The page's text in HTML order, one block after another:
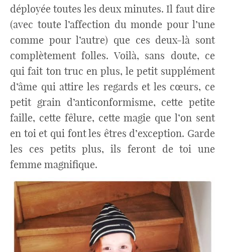
déployée toutes les deux minutes. Il faut dire
(avec toute l’affection du monde pour l’une
comme pour l’autre) que ces deux-là sont
complètement folles. Voilà, sans doute, ce
qui fait ton truc en plus, le petit supplément
d’âme qui attire les regards et les cœurs, ce
petit grain d’anticonformisme, cette petite
faille, cette fêlure, cette magie que l’on sent
en toi et qui font les êtres d’exception. Garde
les ces petits plus, ils feront de toi une
femme magnifique.